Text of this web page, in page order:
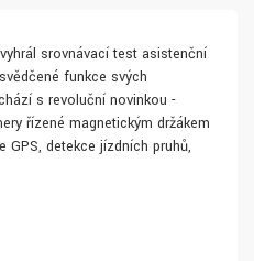
srovnávací test asistenční
funkce svých
s revoluční novinkou -
řízené magnetickým držákem
GPS, detekce jízdních pruhů,